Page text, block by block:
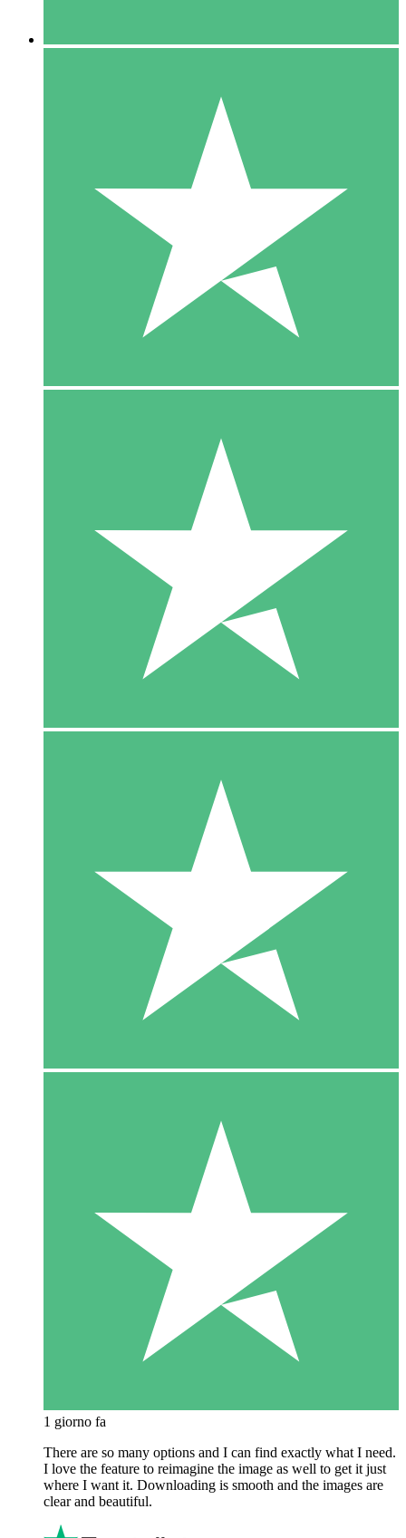
1 giorno fa
There are so many options and I can find exactly what I need.
I love the feature to reimagine the image as well to get it just
where I want it. Downloading is smooth and the images are
clear and beautiful.